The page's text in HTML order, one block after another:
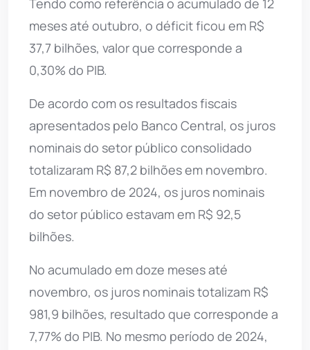
Tendo como referência o acumulado de 12
meses até outubro, o déficit ficou em R$
37,7 bilhões, valor que corresponde a
0,30% do PIB.
De acordo com os resultados fiscais
apresentados pelo Banco Central, os juros
nominais do setor público consolidado
totalizaram R$ 87,2 bilhões em novembro.
Em novembro de 2024, os juros nominais
do setor público estavam em R$ 92,5
bilhões.
No acumulado em doze meses até
novembro, os juros nominais totalizam R$
981,9 bilhões, resultado que corresponde a
7,77% do PIB. No mesmo período de 2024,